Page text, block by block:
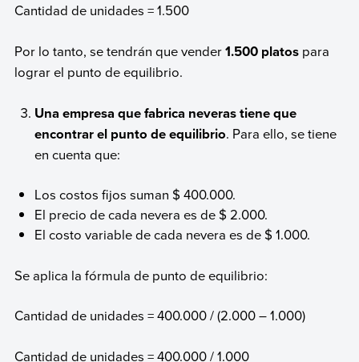
Cantidad de unidades = 1.500
Por lo tanto, se tendrán que vender1.500 platospara
lograr el punto de equilibrio.
Una empresa que fabrica neveras tiene que
encontrar el punto de equilibrio. Para ello, se tiene
en cuenta que:
Los costos fijos suman $ 400.000.
El precio de cada nevera es de $ 2.000.
El costo variable de cada nevera es de $ 1.000.
Se aplica la fórmula de punto de equilibrio:
Cantidad de unidades = 400.000 / (2.000 – 1.000)
Cantidad de unidades = 400.000 / 1.000